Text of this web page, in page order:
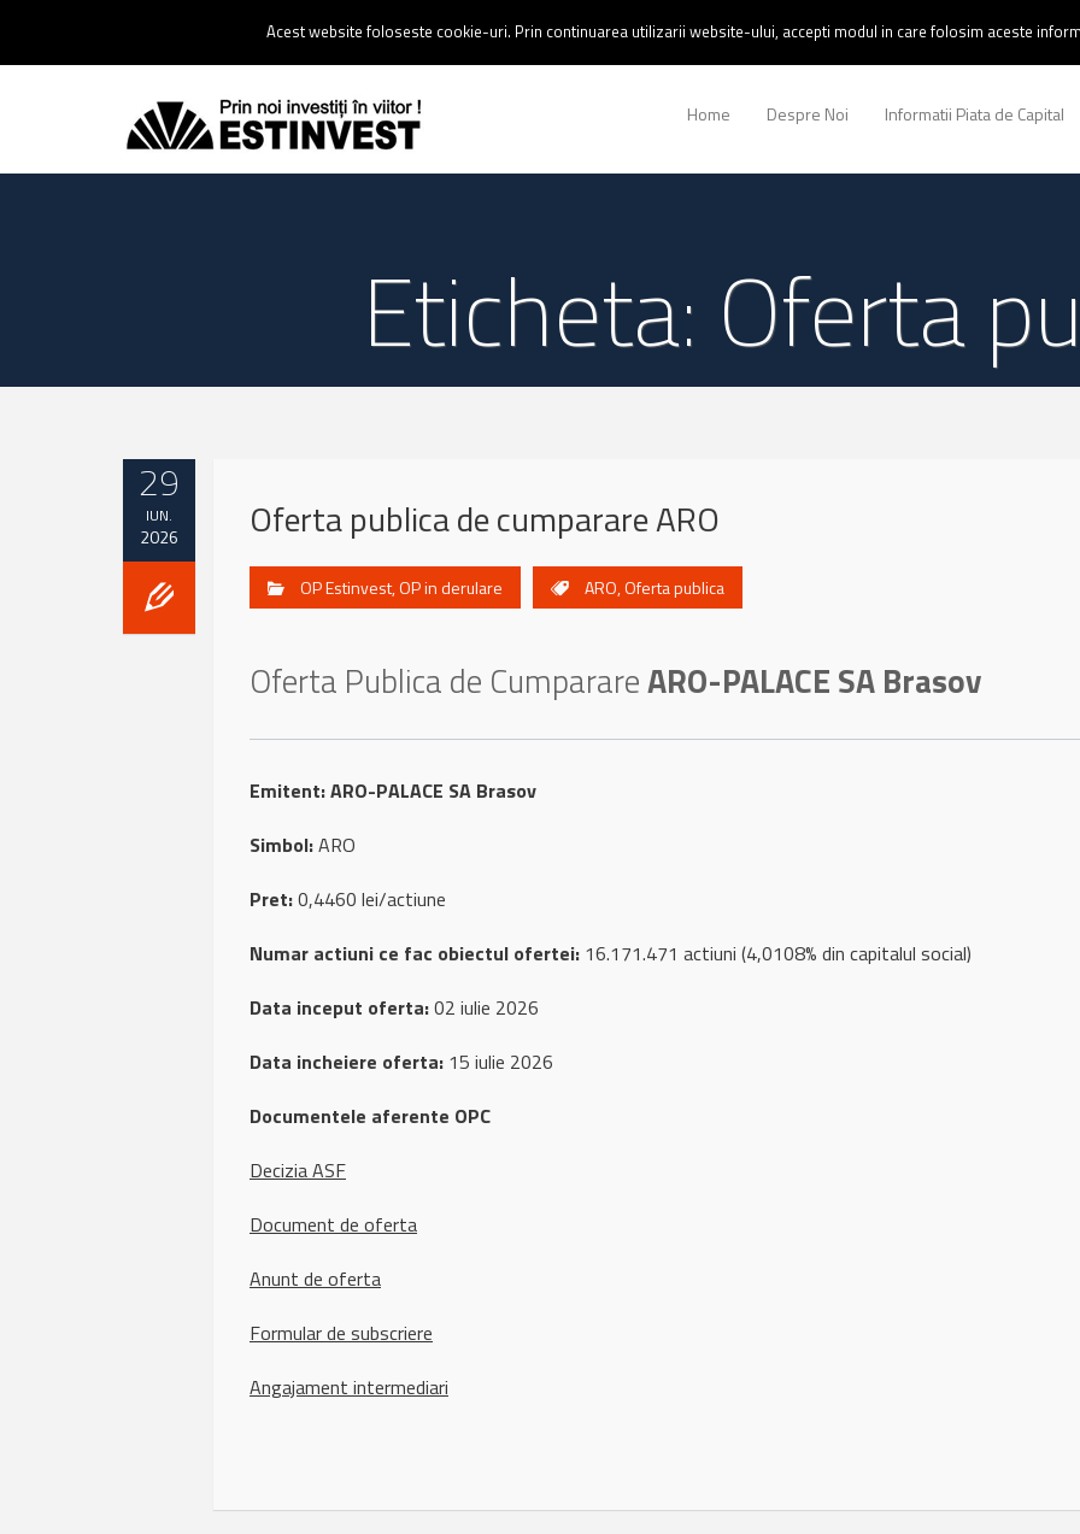
0237 238 900 |Email :contact@estinvest.ro
Home Despre Noi Informatii Piata de Capital
Eticheta: Oferta
29
IUN.
2026 Oferta publica de cumparare ARO
OP Estinvest,OP in derulare ARO,Oferta publica
Oferta Publica de CumparareARO-PALACE SA Brasov
Emitent:ARO-PALACE SA Brasov
Simbol:ARO
Pret:0,4460 lei/actiune
Numar actiuni ce fac obiectul ofertei: 16.171.471 actiuni (4,0108% din capitalul social)
Data inceput oferta:02 iulie 2026
Data incheiere oferta: 15 iulie 2026
Documentele aferente OPC
Decizia ASF
Document de oferta
Anunt de oferta
Formular de subscriere
Angajament intermediari
Acest website foloseste cookie-uri. Prin continuarea utilizarii website-ului, accepti modul in care folosim aceste